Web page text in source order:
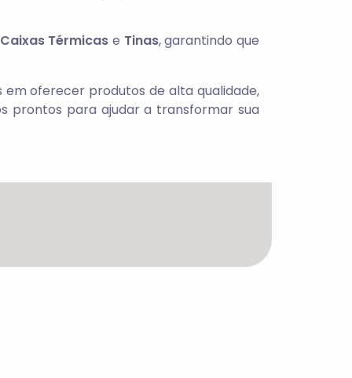
Caixas Térmicas e Tinas, garantindo que
oferecer produtos de alta qualidade,
prontos para ajudar a transformar sua